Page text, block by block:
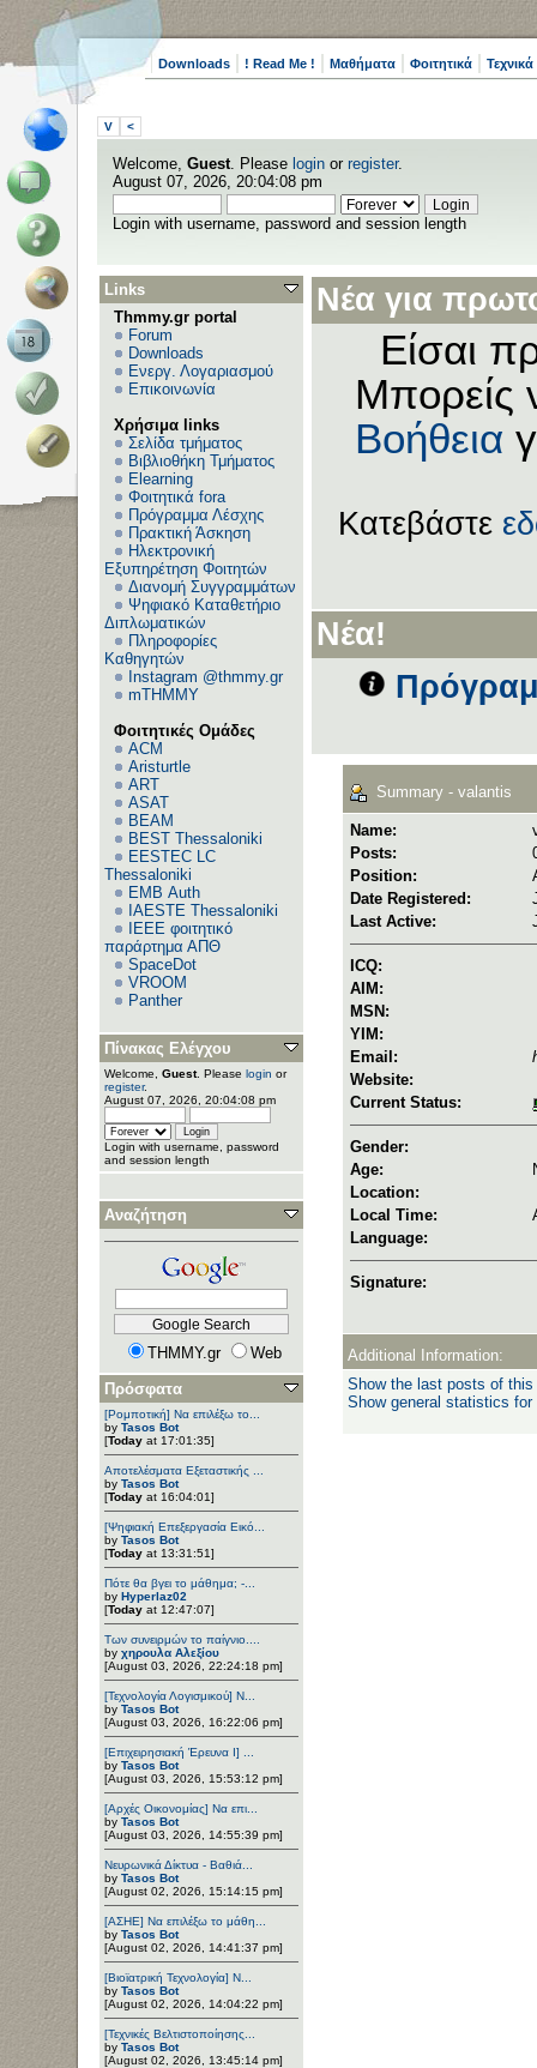
Downloads ! Read Me ! Μαθήματα Φοιτητικά
V <
Welcome, Guest. Please login or register.
August 07, 2026, 20:04:08 pm
Login with username, password and session length
Links
Thmmy.gr portal
Forum
Downloads
Ενεργ. Λογαριασμού
Επικοινωνία
Χρήσιμα links
Σελίδα τμήματος
Βιβλιοθήκη Τμήματος
Elearning
Φοιτητικά fora
Πρόγραμμα Λέσχης
Πρακτική Άσκηση
Ηλεκτρονική
Εξυπηρέτηση Φοιτητών
Διανομή Συγγραμμάτων
Ψηφιακό Καταθετήριο
Διπλωματικών
Πληροφορίες
Καθηγητών
Instagram @thmmy.gr
mTHMMY
Φοιτητικές Ομάδες
ACM
Aristurtle
ART
ASAT
BEAM
BEST Thessaloniki
EESTEC LC
Thessaloniki
EΜΒ Auth
IAESTE Thessaloniki
IEEE φοιτητικό
παράρτημα ΑΠΘ
SpaceDot
VROOM
Panther
Πίνακας Ελέγχου
Welcome, Guest. Please login or
register.
August 07, 2026, 20:04:08 pm
Login with username, password
and session length
Αναζήτηση
THMMY.gr
Web
Πρόσφατα
[Ρομποτική] Να επιλέξω το...
by Tasos Bot
[Today at 17:01:35]
Αποτελέσματα Εξεταστικής ...
by Tasos Bot
[Today at 16:04:01]
[Ψηφιακή Επεξεργασία Εικό...
by Tasos Bot
[Today at 13:31:51]
Πότε θα βγει το μάθημα; -...
by Hyperlaz02
[Today at 12:47:07]
Των συνειρμών το παίγνιο....
by χηρουλα Αλεξίου
[August 03, 2026, 22:24:18 pm]
[Τεχνολογία Λογισμικού] Ν...
by Tasos Bot
[August 03, 2026, 16:22:06 pm]
[Επιχειρησιακή Έρευνα Ι] ...
by Tasos Bot
[August 03, 2026, 15:53:12 pm]
[Αρχές Οικονομίας] Να επι...
by Tasos Bot
[August 03, 2026, 14:55:39 pm]
Νευρωνικά Δίκτυα - Βαθιά...
by Tasos Bot
[August 02, 2026, 15:14:15 pm]
[ΑΣΗΕ] Να επιλέξω το μάθη...
by Tasos Bot
[August 02, 2026, 14:41:37 pm]
[Βιοϊατρική Τεχνολογία] Ν...
by Tasos Bot
[August 02, 2026, 14:04:22 pm]
[Τεχνικές Βελτιστοποίησης...
by Tasos Bot
[August 02, 2026, 13:45:14 pm]
Νέα για
Είσαι
Μπορείς
Βοήθεια
Κατεβάστε
Νέα!
Summary - valantis
Name:
Posts:
Position:
Date Registered:
Last Active:
ICQ:
AIM:
MSN:
YIM:
Email:
Website:
Current Status:
Gender:
Age:
Location:
Local Time:
Language:
Signature:
Additional Information:
Show the last posts of this
Show general statistics for